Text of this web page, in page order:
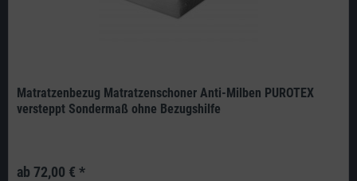
Matratzenbezug Matratzenschoner Anti-Milben PUROTEX
versteppt Sondermaß ohne Bezugshilfe
ab 72,00 € *